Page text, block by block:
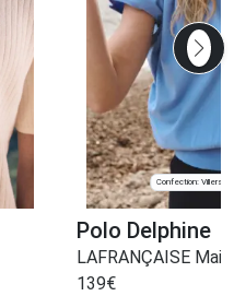
Confection: Villers-
Polo Delphine
LAFRANÇAISE
139€